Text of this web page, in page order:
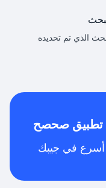
تطبيق صحصح
أسرع في جيبك